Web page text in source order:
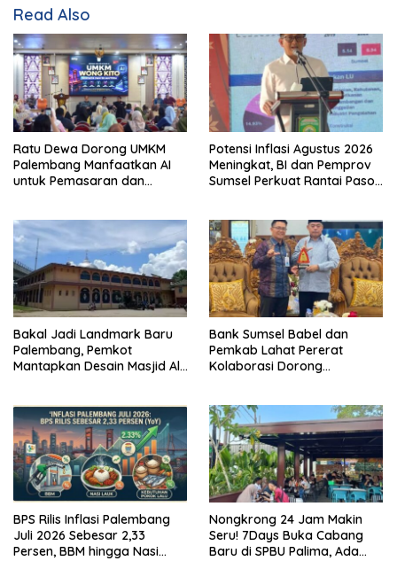
Read Also
Ratu Dewa Dorong UMKM
Palembang Manfaatkan AI
untuk Pemasaran dan
Potensi Inflasi Agustus 2026
Meningkat, BI dan Pemprov
Sumsel Perkuat Rantai Pasok
Bakal Jadi Landmark Baru
Palembang, Pemkot
Mantapkan Desain Masjid Al
Bank Sumsel Babel dan
Pemkab Lahat Pererat
Kolaborasi Dorong
BPS Rilis Inflasi Palembang
Juli 2026 Sebesar 2,33
Persen, BBM hingga Nasi
Nongkrong 24 Jam Makin
Seru! 7Days Buka Cabang
Baru di SPBU Palima, Ada